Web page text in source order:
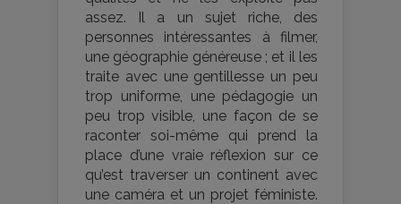
assez. Il a un sujet riche, des
personnes intéressantes à filmer,
une géographie généreuse ; et il les
traite avec une gentillesse un peu
trop uniforme, une pédagogie un
peu trop visible, une façon de se
raconter soi-même qui prend la
place d’une vraie réflexion sur ce
qu’est traverser un continent avec
une caméra et un projet féministe.